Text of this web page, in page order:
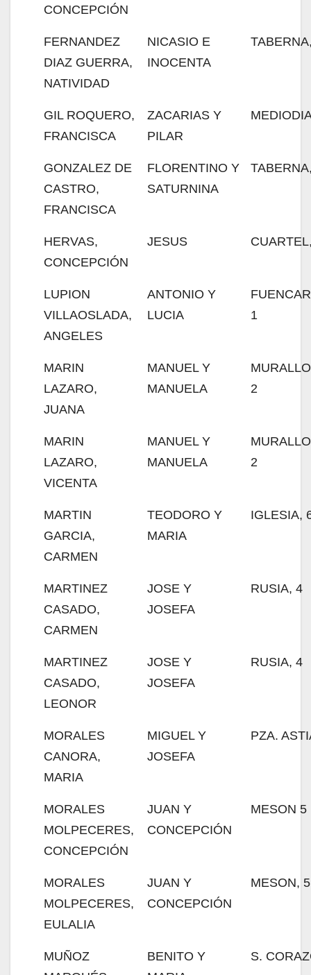
CONCEPCIÓN
FERNANDEZ
DIAZ GUERRA,
NATIVIDAD
NICASIO E
INOCENTA
GIL ROQUERO,
FRANCISCA
ZACARIAS Y
PILAR
GONZALEZ DE
CASTRO,
FRANCISCA
FLORENTINO Y
SATURNINA
HERVAS,
CONCEPCIÓN
JESUS
LUPION
VILLAOSLADA,
ANGELES
ANTONIO Y
LUCIA
1
MARIN
LAZARO,
JUANA
MANUEL Y
MANUELA
2
MARIN
LAZARO,
VICENTA
MANUEL Y
MANUELA
2
MARTIN
GARCIA,
CARMEN
TEODORO Y
MARIA
IGLESIA,
MARTINEZ
CASADO,
CARMEN
JOSE Y
JOSEFA
RUSIA, 4
MARTINEZ
CASADO,
LEONOR
JOSE Y
JOSEFA
RUSIA, 4
MORALES
CANORA,
MARIA
MIGUEL Y
JOSEFA
PZA.
MORALES
MOLPECERES,
CONCEPCIÓN
JUAN Y
CONCEPCIÓN
MESON 5
MORALES
MOLPECERES,
EULALIA
JUAN Y
CONCEPCIÓN
MESON, 5
MUÑOZ
BENITO Y
S.